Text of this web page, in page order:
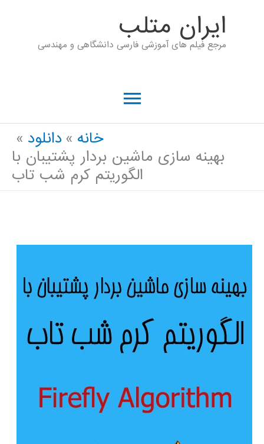
ايران متلب
مرجع فیلم های آموزشی فارسی دانشگاهی و مهندسی
فهرست
اصلیخانه
دانلود
بهینه سازی ماشین بردار پشتیبان با
الگوریتم کرم شب تاب